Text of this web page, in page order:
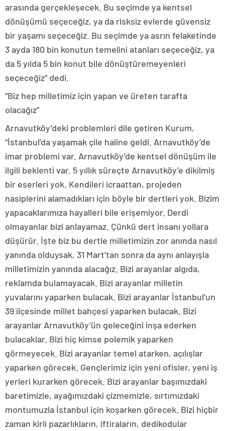
arasında gerçekleşecek. Bu seçimde ya kentsel
dönüşümü seçeceğiz, ya da risksiz evlerde güvensiz
bir yaşamı seçeceğiz. Bu seçimde ya asrın felaketinde
3 ayda 180 bin konutun temelini atanları seçeceğiz, ya
da 5 yılda 5 bin konut bile dönüştüremeyenleri
seçeceğiz” dedi.
“Biz hep milletimiz için yapan ve üreten tarafta
olacağız”
Arnavutköy’deki problemleri dile getiren Kurum,
“İstanbul’da yaşamak çile haline geldi. Arnavutköy’de
imar problemi var. Arnavutköy’de kentsel dönüşüm ile
ilgili beklenti var. 5 yıllık süreçte Arnavutköy’e dikilmiş
bir eserleri yok. Kendileri icraattan, projeden
nasiplerini alamadıkları için böyle bir dertleri yok. Bizim
yapacaklarımıza hayalleri bile erişemiyor. Derdi
olmayanlar bizi anlayamaz. Çünkü dert insanı yollara
düşürür. İşte biz bu dertle milletimizin zor anında nasıl
yanında olduysak, 31 Mart’tan sonra da aynı anlayışla
milletimizin yanında alacağız. Bizi arayanlar algıda,
reklamda bulamayacak. Bizi arayanlar milletin
yuvalarını yaparken bulacak. Bizi arayanlar İstanbul’un
39 ilçesinde millet bahçesi yaparken bulacak. Bizi
arayanlar Arnavutköy’ün geleceğini inşa ederken
bulacaklar. Bizi hiç kimse polemik yaparken
görmeyecek. Bizi arayanlar temel atarken, açılışlar
yaparken görecek. Gençlerimiz için yeni ofisler, yeni iş
yerleri kurarken görecek. Bizi arayanlar başımızdaki
baretimizle, ayağımızdaki çizmemizle, sırtımızdaki
montumuzla İstanbul için koşarken görecek. Bizi hiçbir
zaman kirli pazarlıkların, iftiraların, dedikodular